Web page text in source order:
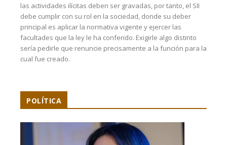
las actividades ilícitas deben ser gravadas, por tanto, el SII
debe cumplir con su rol en la sociedad, donde su deber
principal es aplicar la normativa vigente y ejercer las
facultades que la ley le ha conferido. Exigirle algo distinto
sería pedirle que renuncie precisamente a la función para la
cual fue creado.
POLÍTICA